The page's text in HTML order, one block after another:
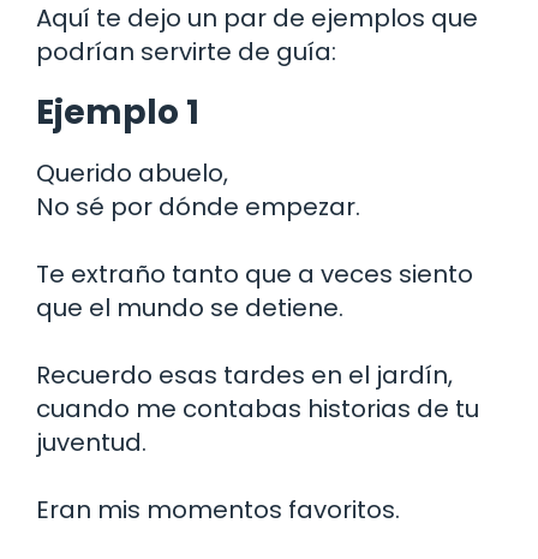
Aquí te dejo un par de ejemplos que
podrían servirte de guía:
Ejemplo 1
Querido abuelo,
No sé por dónde empezar.
Te extraño tanto que a veces siento
que el mundo se detiene.
Recuerdo esas tardes en el jardín,
cuando me contabas historias de tu
juventud.
Eran mis momentos favoritos.